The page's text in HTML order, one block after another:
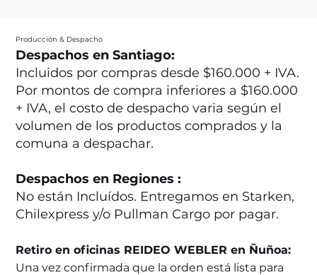
Producción & Despacho
Despachos en Santiago:
Incluidos por compras desde $160.000 + IVA.
Por montos de compra inferiores a $160.000
+ IVA, el costo de despacho varia según el
volumen de los productos comprados y la
comuna a despachar.
Despachos en Regiones :
No están Incluídos. Entregamos en Starken,
Chilexpress y/o Pullman Cargo por pagar.
Retiro en oficinas REIDEO WEBLER en Ñuñoa:
Una vez confirmada que la orden está lista para